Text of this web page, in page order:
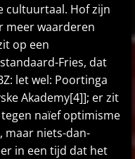
cultuurtaal. Hof zijn
meer waarderen
op een
Fries, dat
let wel: Poortinga
Akademy[4]]; er zit
naïef optimisme
maar niets-dan-
in een tijd dat het